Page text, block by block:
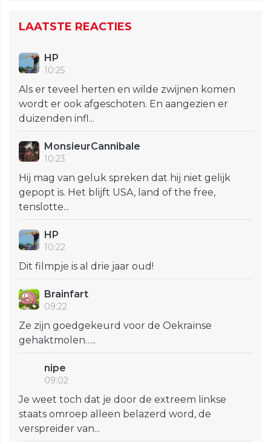
LAATSTE REACTIES
HP
10:25
Als er teveel herten en wilde zwijnen komen
wordt er ook afgeschoten. En aangezien er
duizenden infl...
MonsieurCannibale
10:23
Hij mag van geluk spreken dat hij niet gelijk
gepopt is. Het blijft USA, land of the free,
tenslotte...
HP
10:22
Dit filmpje is al drie jaar oud!
Brainfart
09:22
Ze zijn goedgekeurd voor de Oekraïnse
gehaktmolen…..
nipe
09:02
Je weet toch dat je door de extreem linkse
staats omroep alleen belazerd word, de
verspreider van...